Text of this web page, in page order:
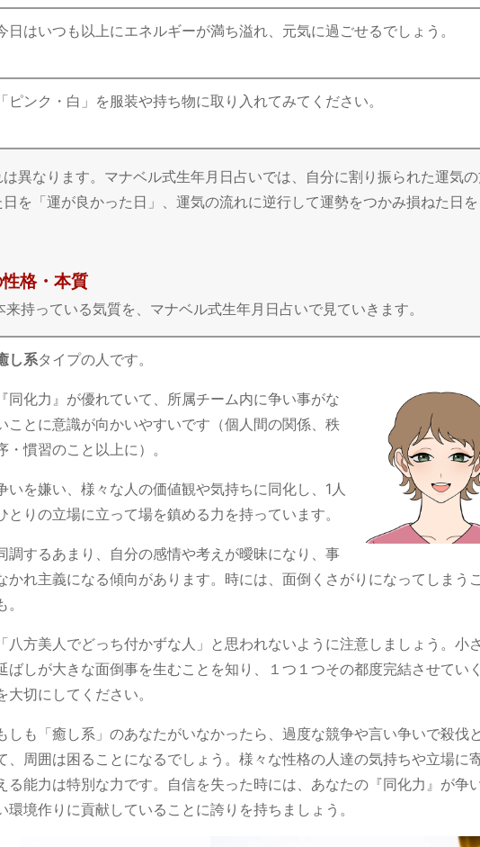
日はいつも以上にエネルギーが満ち溢れ、元気に過ごせるでしょう。
「ピンク・白」を服装や持ち物に取り入れてみてください。
異なります。マナベル式生年月日占いでは、自分に割り振られた運気
を「運が良かった日」、運気の流れに逆行して運勢をつかみ損ねた日
格・本質
持っている気質を、マナベル式生年月日占いで見ていきます。
し系タイプの人です。
『同化力』が優れていて、所属チーム内に争い事がな
ことに意識が向かいやすいです（個人間の関係、秩
・慣習のこと以上に）。
いを嫌い、様々な人の価値観や気持ちに同化し、1人
とりの立場に立って場を鎮める力を持っています。
調するあまり、自分の感情や考えが曖昧になり、事
かれ主義になる傾向があります。時には、面倒くさがりになってしまう
。
「八方美人でどっち付かずな人」と思われないように注意しましょう。小
ばしが大きな面倒事を生むことを知り、１つ１つその都度完結させてい
大切にしてください。
しも「癒し系」のあなたがいなかったら、過度な競争や言い争いで殺伐
、周囲は困ることになるでしょう。様々な性格の人達の気持ちや立場に
る能力は特別な力です。自信を失った時には、あなたの『同化力』が争
環境作りに貢献していることに誇りを持ちましょう。